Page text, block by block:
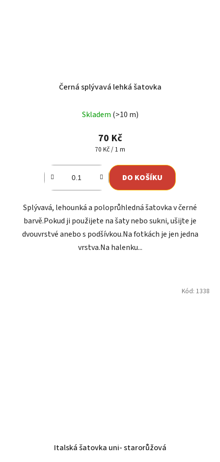
Černá splývavá lehká šatovka
hodnocení
produktu
je
z
5
Skladem (>10 m)
70 Kč
Měrná
70 Kč / 1 m
DO KOŠÍKU
Splývavá, lehounká a poloprůhledná šatovka v černé
barvě.Pokud ji použijete na šaty nebo sukni, ušijte je
dvouvrstvé anebo s podšívkou.Na fotkách je jen jedna
vrstva.Na halenku...
Italská šatovka uni- starorůžová
Kód: 1338